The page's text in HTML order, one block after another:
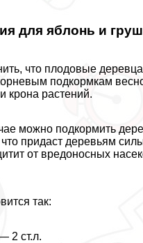
для яблонь и
что плодовые
подкормкам
крона растений.
можно подкормить
придаст деревьям
от вредоносных
так:
2 ст.л.